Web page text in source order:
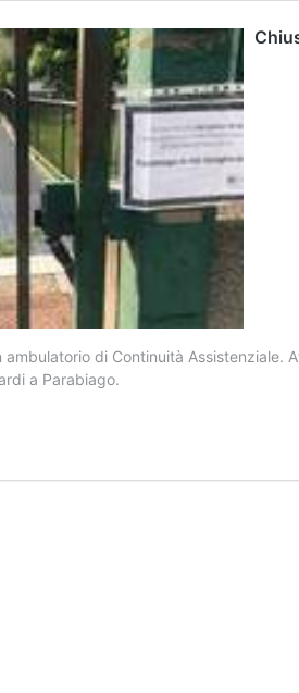
ambulatorio di Continuità
a Parabiago.